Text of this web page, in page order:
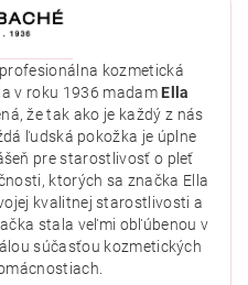
spodmienkami ochrany
kozmetická
v roku 1936 madam Ella
že tak ako je každý z nás
ľudská pokožka je úplne
pre starostlivosť o pleť
ktorých sa značka Ella
kvalitnej starostlivosti a
stala veľmi obľúbenou v
súčasťou kozmetických